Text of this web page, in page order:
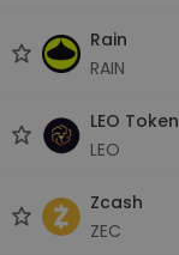
Rain
RAIN
LEO Token
LEO
Zcash
ZEC